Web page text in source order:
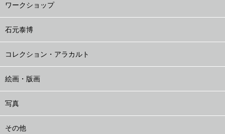
ワークショップ
石元泰博
コレクション・アラカルト
絵画・版画
写真
その他